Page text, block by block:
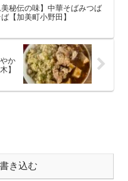
美秘伝の味】中華そばみつば
【加美町小野田】
か
】
き込む